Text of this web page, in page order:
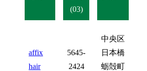
(03)
affix
hair
5645-
2424
中央区
日本橋
蛎殻町